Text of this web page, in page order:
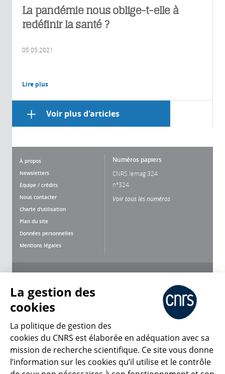
La pandémie nous oblige-t-elle à
redéfinir la santé ?
05.05.2021
Lire plus
Voir plus d'articles
À propos
Newsletters
Équipe / crédits
Nous contacter
Charte d'utilisation
Plan du site
Données personnelles
Mentions légales
Numéros papiers
CNRS lemag 324
n°324
Voir tous les numéros
CNRS Le Mag
La gestion des
cookies
La politique de gestion des
cookies du CNRS est élaborée en adéquation avec sa
mission de recherche scientifique. Ce site vous donne
l’information sur les cookies qu’il utilise et le contrôle